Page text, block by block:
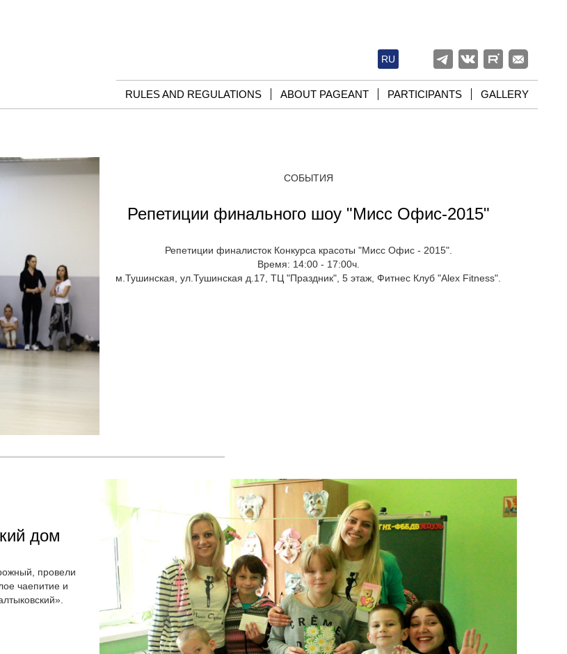
RU
RULES AND REGULATIONS ABOUT PAGEANT PARTICIPANTS GALLERY
СОБЫТИЯ
Репетиции финального шоу "Мисс Офис-2015"
Репетиции финалисток Конкурса красоты "Мисс Офис - 2015".
Время: 14:00 - 17:00ч.
м.Тушинская, ул.Тушинская д.17, ТЦ "Праздник", 5 этаж, Фитнес Клуб "Alex Fitness".
дом
провели
чаепитие и